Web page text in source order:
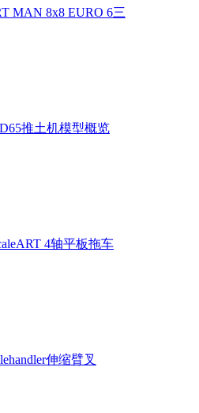
MAN 8x8 EURO 6三
推土机模型概览
4轴平板拖车
伸缩臂叉